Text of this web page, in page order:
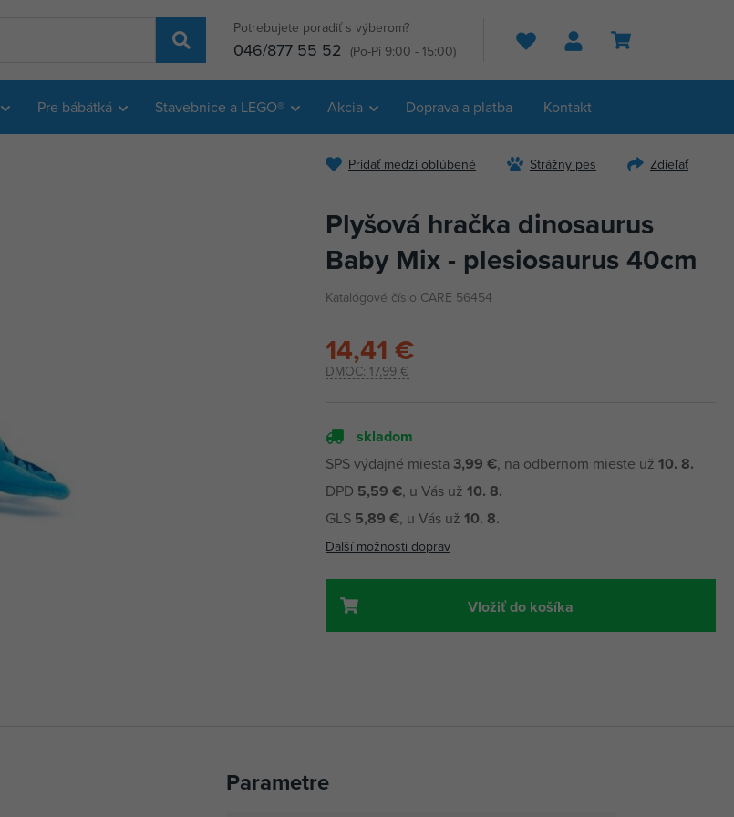
Potrebujete poradiť s výberom?
046/877 55 52 (Po-Pi 9:00 - 15:00) Hľadať
Pre bábätká Stavebnice a LEGO® Akcia Doprava a platba Kontakt
Pridať medzi obľúbené Strážny pes Zdieľať
Plyšová hračka dinosaurus
Baby Mix - plesiosaurus 40cm
Katalógové číslo CARE 56454
DMOC: 17,99 €
14,41 €
skladom
SPS výdajné miesta 3,99 €, na odbernom mieste už 10. 8.
DPD 5,59 €, u Vás už 10. 8.
GLS 5,89 €, u Vás už 10. 8.
Další možnosti doprav
Vložiť do košíka
Parametre